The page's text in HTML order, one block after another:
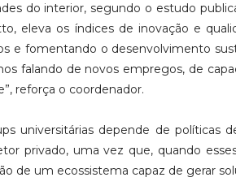
do interior, segundo o estudo
eleva os índices de inovação e
e fomentando o desenvolvimento
falando de novos empregos, de
reforça o coordenador.
universitárias depende de políticas
privado, uma vez que, quando
de um ecossistema capaz de gerar